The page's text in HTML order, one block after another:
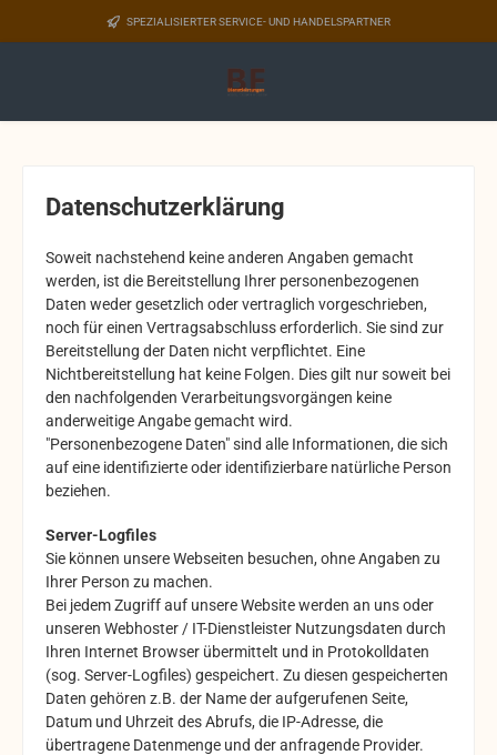
Zum Hauptinhalt springenSPEZIALISIERTER SERVICE- UND HANDELSPARTNER
Datenschutzerklärung
Soweit nachstehend keine anderen Angaben gemacht
werden, ist die Bereitstellung Ihrer personenbezogenen
Daten weder gesetzlich oder vertraglich vorgeschrieben,
noch für einen Vertragsabschluss erforderlich. Sie sind zur
Bereitstellung der Daten nicht verpflichtet. Eine
Nichtbereitstellung hat keine Folgen. Dies gilt nur soweit bei
den nachfolgenden Verarbeitungsvorgängen keine
anderweitige Angabe gemacht wird.
"Personenbezogene Daten" sind alle Informationen, die sich
auf eine identifizierte oder identifizierbare natürliche Person
beziehen.
Server-Logfiles
Sie können unsere Webseiten besuchen, ohne Angaben zu
Ihrer Person zu machen.
Bei jedem Zugriff auf unsere Website werden an uns oder
unseren Webhoster / IT-Dienstleister Nutzungsdaten durch
Ihren Internet Browser übermittelt und in Protokolldaten
(sog. Server-Logfiles) gespeichert. Zu diesen gespeicherten
Daten gehören z.B. der Name der aufgerufenen Seite,
Datum und Uhrzeit des Abrufs, die IP-Adresse, die
übertragene Datenmenge und der anfragende Provider.